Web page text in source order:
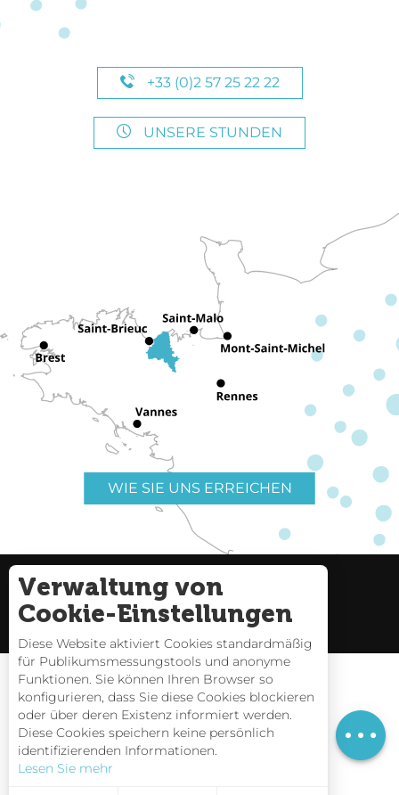
Zeitplan
+33 (0)2 57 25 22 22
UNSERE STUNDEN
WIE SIE UNS ERREICHEN
Nützliche Links
Seitenverzeichnis
Gezeitentafeln
Webcams
Verwaltung von
Cookie-Einstellungen
Diese Website aktiviert Cookies standardmäßig
für Publikumsmessungstools und anonyme
Funktionen. Sie können Ihren Browser so
konfigurieren, dass Sie diese Cookies blockieren
oder über deren Existenz informiert werden.
Diese Cookies speichern keine persönlich
identifizierenden Informationen.
Lesen Sie mehr